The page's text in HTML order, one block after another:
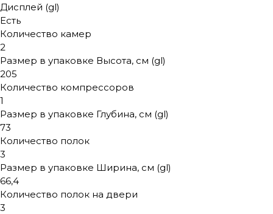
Дисплей (gl)
Есть
Количество камер
2
Размер в упаковке Высота, см (gl)
205
Количество компрессоров
1
Размер в упаковке Глубина, см (gl)
73
Количество полок
3
Размер в упаковке Ширина, см (gl)
66,4
Количество полок на двери
3